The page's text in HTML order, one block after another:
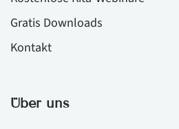
Gratis Downloads
Kontakt
Über uns